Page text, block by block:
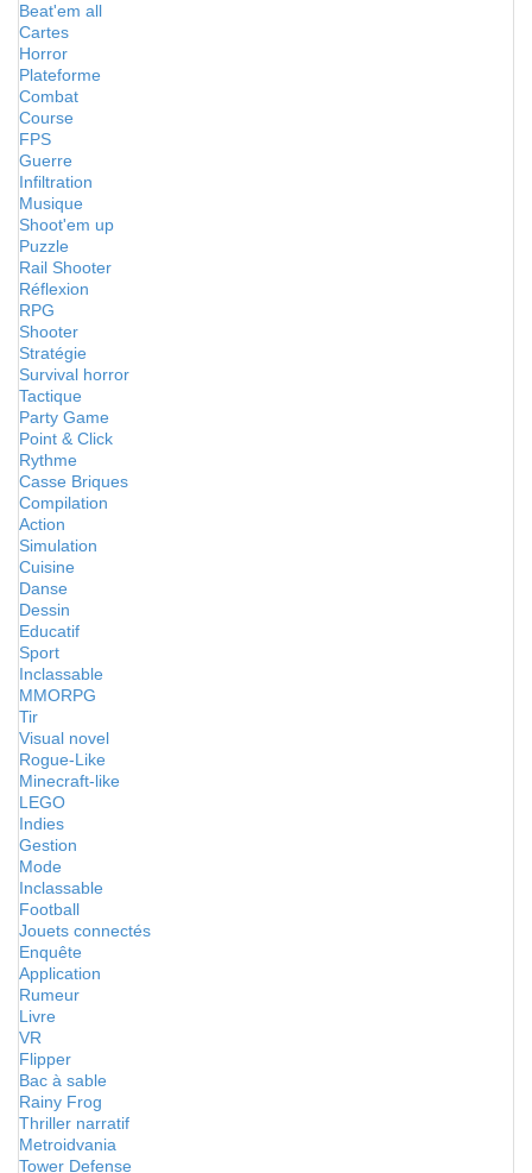
Beat'em all
Cartes
Horror
Plateforme
Combat
Course
FPS
Guerre
Infiltration
Musique
Shoot'em up
Puzzle
Rail Shooter
Réflexion
RPG
Shooter
Stratégie
Survival horror
Tactique
Party Game
Point & Click
Rythme
Casse Briques
Compilation
Action
Simulation
Cuisine
Danse
Dessin
Educatif
Sport
Inclassable
MMORPG
Tir
Visual novel
Rogue-Like
Minecraft-like
LEGO
Indies
Gestion
Mode
Inclassable
Football
Jouets connectés
Enquête
Application
Rumeur
Livre
VR
Flipper
Bac à sable
Rainy Frog
Thriller narratif
Metroidvania
Tower Defense